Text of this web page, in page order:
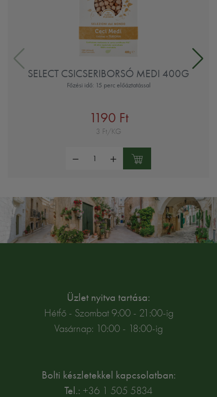
SELECT CSICSERIBORSÓ MEDI 400G
Főzési idő: 15 perc előáztatással
1190 Ft
3 Ft/KG
Üzlet nyitva tartása:
Hétfő - Szombat 9:00 - 21:00-ig
Vasárnap: 10:00 - 18:00-ig
Bolti készletekkel kapcsolatban:
Tel.: +36 1 505 5834